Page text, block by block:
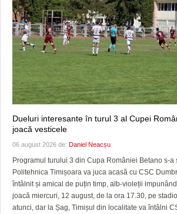
Dueluri interesante în turul 3 al Cupei
joacă vesticele
06 august 2026 de: Daniel Neacșu
Programul turului 3 din Cupa României Betano s-a
Politehnica Timișoara va juca acasă cu CSC
întâlnit și amical de puțin timp, alb-violeții
joacă miercuri, 12 august, de la ora 17.30, pe
atunci, dar la Șag, Timișul din localitate va întâlni